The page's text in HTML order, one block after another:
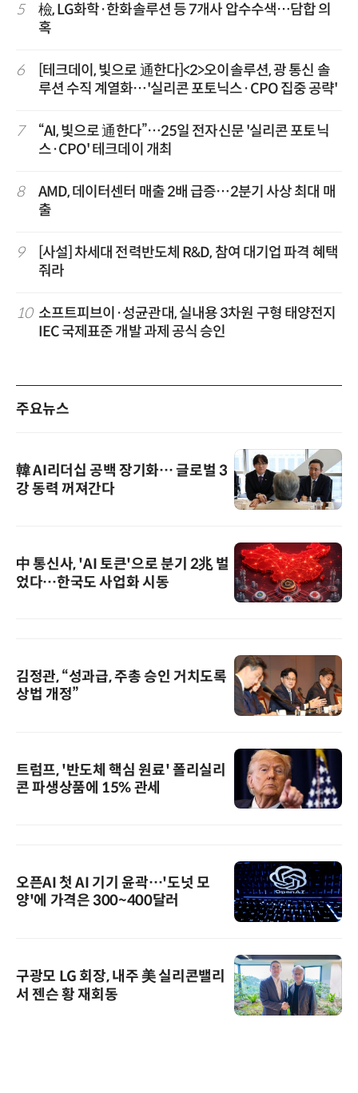
5
檢, LG화학·한화솔루션 등 7개사 압수수색…담합 의
혹
6
[테크데이, 빛으로 通한다]<2>오이솔루션, 광 통신 솔
루션 수직 계열화…'실리콘 포토닉스·CPO 집중 공략'
7
“AI, 빛으로 通한다”…25일 전자신문 '실리콘 포토닉
스·CPO' 테크데이 개최
8
AMD, 데이터센터 매출 2배 급증…2분기 사상 최대 매
출
9
[사설] 차세대 전력반도체 R&D, 참여 대기업 파격 혜택
줘라
10 소프트피브이·성균관대, 실내용 3차원 구형 태양전지
IEC 국제표준 개발 과제 공식 승인
주요뉴스
韓 AI리더십 공백 장기화… 글로벌 3
강 동력 꺼져간다
中 통신사, 'AI 토큰'으로 분기 2兆 벌
었다…한국도 사업화 시동
김정관, “성과급, 주총 승인 거치도록
상법 개정”
트럼프, '반도체 핵심 원료' 폴리실리
콘 파생상품에 15% 관세
오픈AI 첫 AI 기기 윤곽…'도넛 모
양'에 가격은 300~400달러
구광모 LG 회장, 내주 美 실리콘밸리
서 젠슨 황 재회동